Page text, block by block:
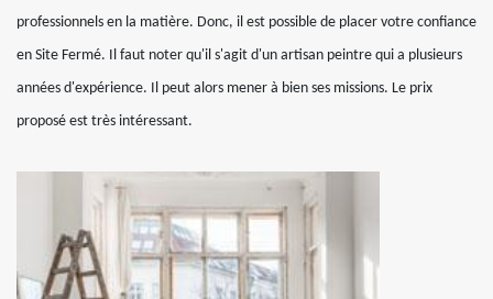
professionnels en la matière. Donc, il est possible de placer votre confiance
en Site Fermé. Il faut noter qu'il s'agit d'un artisan peintre qui a plusieurs
années d'expérience. Il peut alors mener à bien ses missions. Le prix
proposé est très intéressant.